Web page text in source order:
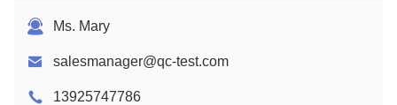
Ms. Mary
salesmanager@qc-test.com
13925747786